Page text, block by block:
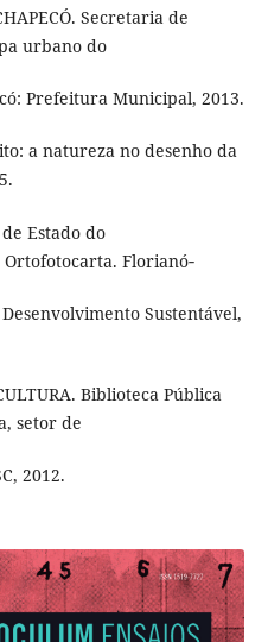
Secretaria de
urbano do
Prefeitura Municipal, 2013.
a natureza no desenho da
Estado do
Florianó‑
Sustentável,
Biblioteca Pública
setor de
2012.